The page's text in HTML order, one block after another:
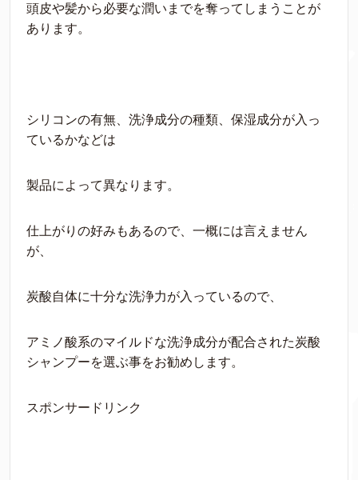
頭皮や髪から必要な潤いまでを奪ってしまうことが
あります。
シリコンの有無、洗浄成分の種類、保湿成分が入っ
ているかなどは
製品によって異なります。
仕上がりの好みもあるので、一概には言えません
が、
炭酸自体に十分な洗浄力が入っているので、
アミノ酸系のマイルドな洗浄成分が配合された炭酸
シャンプーを選ぶ事をお勧めします。
スポンサードリンク